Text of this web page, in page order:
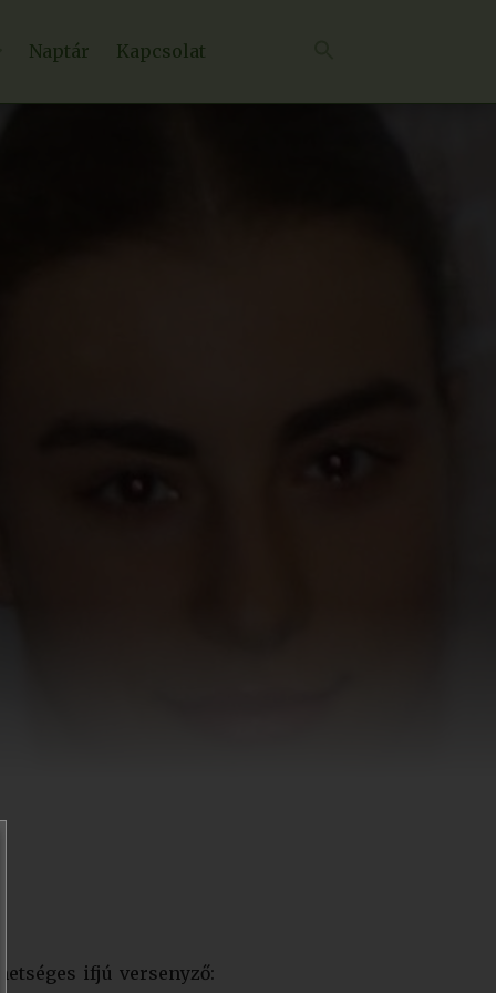
Naptár Kapcsolat
ifjú versenyző: